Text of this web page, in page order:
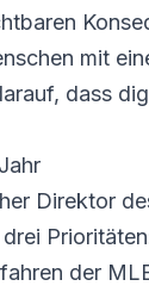
mit
dass
Direktor
der